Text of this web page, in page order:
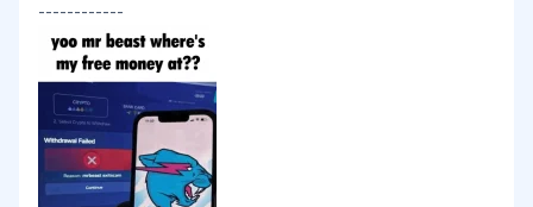
------------